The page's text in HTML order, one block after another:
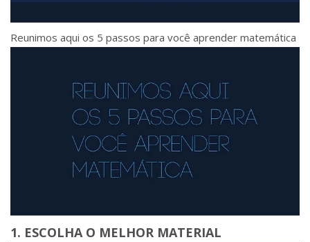
Reunimos aqui os 5 passos para você aprender matemática
1. ESCOLHA O MELHOR MATERIAL